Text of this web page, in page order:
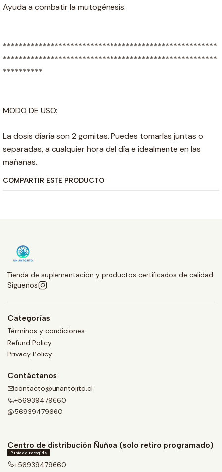
Ayuda a combatir la mutogénesis.
******************************************************
******************************************************
**********
MODO DE USO:
La dosis diaria son 2 gomitas. Puedes tomarlas juntas o
separadas, a cualquier hora del día e idealmente en las
mañanas.
COMPARTIR ESTE PRODUCTO
Tienda de suplementación y productos certificados de calidad.
Síguenos
Categorías
Términos y condiciones
Refund Policy
Privacy Policy
Contáctanos
contacto@unantojito.cl
+56939479660
56939479660
Centro de distribución Ñuñoa (solo retiro programado)
Punto de recogida
+56939479660